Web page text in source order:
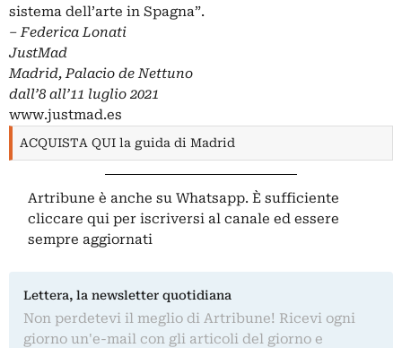
sistema dell’arte in Spagna”.
– Federica Lonati
JustMad
Madrid, Palacio de Nettuno
dall’8 all’11 luglio 2021
www.justmad.es
ACQUISTA QUI la guida di Madrid
Artribune è anche su Whatsapp. È sufficiente
cliccare qui per iscriversi al canale ed essere
sempre aggiornati
Lettera, la newsletter quotidiana
Non perdetevi il meglio di Artribune! Ricevi ogni
giorno un'e-mail con gli articoli del giorno e